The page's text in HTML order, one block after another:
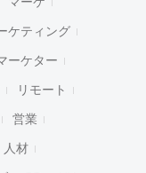
ケティング
ーケター
リモート
営業
人材